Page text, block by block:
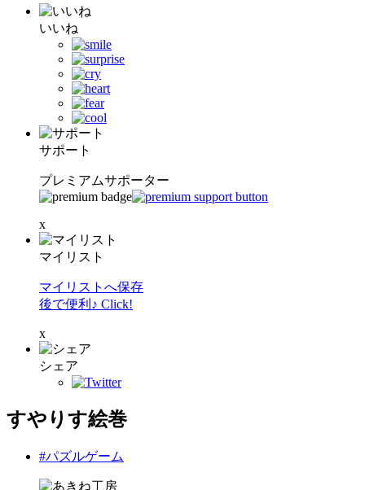
いいね
サポート
プレミアムサポーター
x
マイリスト
マイリストへ保存
後で便利♪ Click!
x
シェア
すやりす絵巻
#パズルゲーム